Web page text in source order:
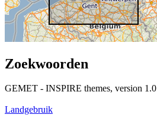
Zoekwoorden
GEMET - INSPIRE themes, version 1.0
Landgebruik